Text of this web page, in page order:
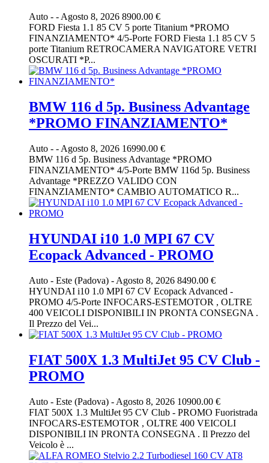
Auto - -Agosto 8, 2026 8900.00 €
FORD Fiesta 1.1 85 CV 5 porte Titanium *PROMO
FINANZIAMENTO* 4/5-Porte FORD Fiesta 1.1 85 CV 5
porte Titanium RETROCAMERA NAVIGATORE VETRI
OSCURATI *P...
BMW 116 d 5p. Business Advantage
*PROMO FINANZIAMENTO*
Auto - - Agosto 8, 2026 16990.00 €
BMW 116 d 5p. Business Advantage *PROMO
FINANZIAMENTO* 4/5-Porte BMW 116d 5p. Business
Advantage *PREZZO VALIDO CON
FINANZIAMENTO* CAMBIO AUTOMATICO R...
HYUNDAI i10 1.0 MPI 67 CV
Ecopack Advanced - PROMO
Auto - Este (Padova) - Agosto 8, 2026 8490.00 €
HYUNDAI i10 1.0 MPI 67 CV Ecopack Advanced -
PROMO 4/5-Porte INFOCARS-ESTEMOTOR , OLTRE
400 VEICOLI DISPONIBILI IN PRONTA CONSEGNA .
Il Prezzo del Vei...
FIAT 500X 1.3 MultiJet 95 CV Club -
PROMO
Auto - Este (Padova) - Agosto 8, 2026 10900.00 €
FIAT 500X 1.3 MultiJet 95 CV Club - PROMO Fuoristrada
INFOCARS-ESTEMOTOR , OLTRE 400 VEICOLI
DISPONIBILI IN PRONTA CONSEGNA . Il Prezzo del
Veicolo è ...